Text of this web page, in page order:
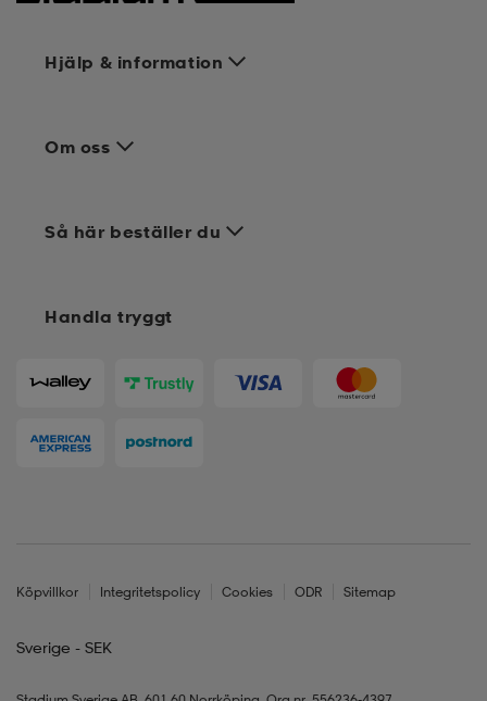
Hjälp & information
Om oss
Handla tryggt
Så här beställer du
Köpvillkor Integritetspolicy Cookies ODR Sitemap
Sverige - SEK